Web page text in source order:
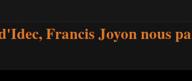
Francis Joyon nous